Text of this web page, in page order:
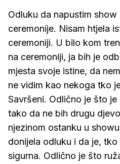
Odluku da napustim
ceremonije. Nisam htjela
ceremoniji. U bilo kom
na ceremoniji, ja bih je
mjesta svoje istine, da
ne vidim kao nekoga tko
Savršeni. Odlično je što
tako da ne bih drugu
njezinom ostanku u
donijela odluku i da je,
sigurna. Odlično je što